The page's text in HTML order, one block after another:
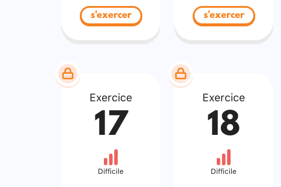
s'exercer s'exercer
Exercice
17
Difficile
Exercice
18
Difficile